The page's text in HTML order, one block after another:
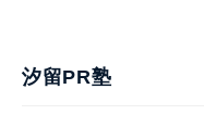
汐留PR塾